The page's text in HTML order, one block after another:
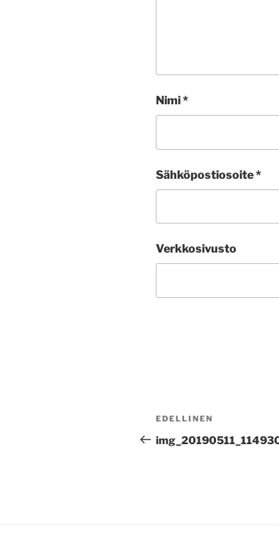
Nimi*
Sähköpostiosoite*
Verkkosivusto
Artikkelien
selaus
Edellinen
artikkeli
EDELLINEN